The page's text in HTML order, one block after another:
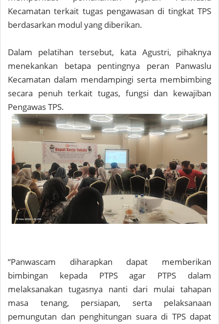
Kecamatan terkait tugas pengawasan di tingkat TPS
berdasarkan modul yang diberikan.
Dalam pelatihan tersebut, kata Agustri, pihaknya
menekankan betapa pentingnya peran Panwaslu
Kecamatan dalam mendampingi serta membimbing
secara penuh terkait tugas, fungsi dan kewajiban
Pengawas TPS.
“Panwascam diharapkan dapat memberikan
bimbingan kepada PTPS agar PTPS dalam
melaksanakan tugasnya nanti dari mulai tahapan
masa tenang, persiapan, serta pelaksanaan
pemungutan dan penghitungan suara di TPS dapat